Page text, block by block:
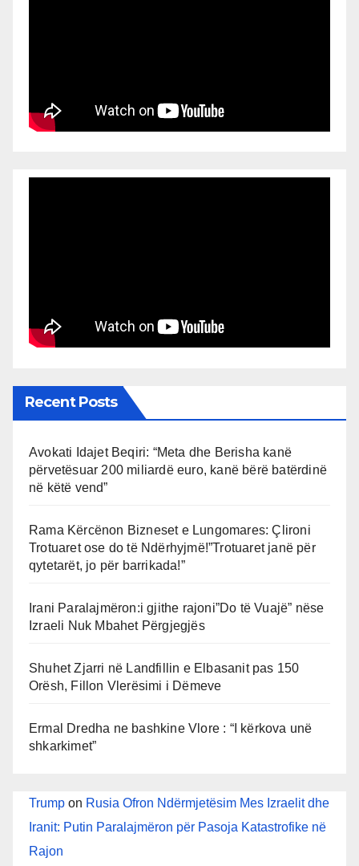
Recent Posts
Avokati Idajet Beqiri: “Meta dhe Berisha kanë
përvetësuar 200 miliardë euro, kanë bërë batërdinë
në këtë vend”
Rama Kërcënon Bizneset e Lungomares: Çlironi
Trotuaret ose do të Ndërhyjmë!”Trotuaret janë për
qytetarët, jo për barrikada!”
Irani Paralajmëron:i gjithe rajoni”Do të Vuajë” nëse
Izraeli Nuk Mbahet Përgjegjës
Shuhet Zjarri në Landfillin e Elbasanit pas 150
Orësh, Fillon Vlerësimi i Dëmeve
Ermal Dredha ne bashkine Vlore : “I kërkova unë
shkarkimet”
Trump on Rusia Ofron Ndërmjetësim Mes Izraelit dhe
Iranit: Putin Paralajmëron për Pasoja Katastrofike në
Rajon